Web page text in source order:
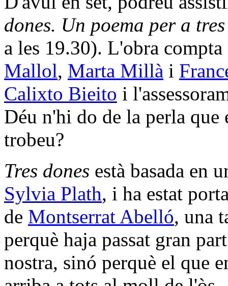
dones. Un poema per a tres
a les 19.30). L'obra
Mallol, Marta Millà i
Calixto Bieito i
Déu n'hi do de la perla que
trobeu?
Tres dones està basada en
Sylvia Plath, i ha estat
de Montserrat Abelló, una
perquè haja passat gran
nostra, sinó perquè el que